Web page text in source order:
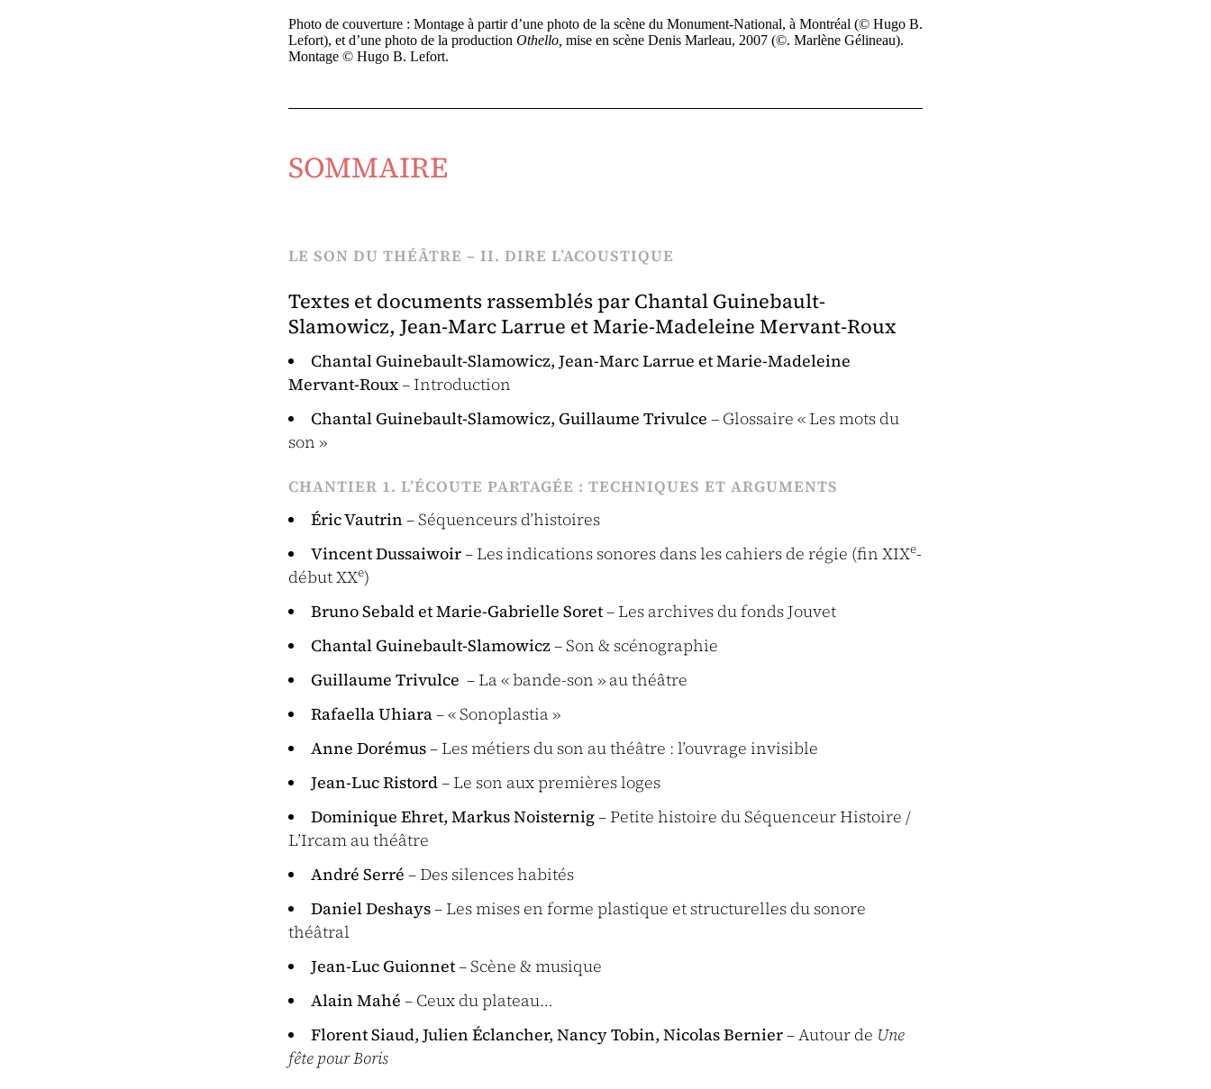
Photo de couverture : Montage à partir d’une photo de la scène du Monument-National, à Montréal (© Hugo B.
Lefort), et d’une photo de la production Othello, mise en scène Denis Marleau, 2007 (©. Marlène Gélineau).
Montage © Hugo B. Lefort.
SOMMAIRE
LE SON DU THÉÂTRE – II. DIRE L’ACOUSTIQUE
Textes et documents rassemblés par Chantal Guinebault-
Slamowicz, Jean-Marc Larrue et Marie-Madeleine Mervant-Roux
Chantal Guinebault-Slamowicz, Jean-Marc Larrue et Marie-Madeleine
Mervant-Roux– Introduction
Chantal Guinebault-Slamowicz, Guillaume Trivulce – Glossaire « Les mots du
son »
CHANTIER 1. L’ÉCOUTE PARTAGÉE : TECHNIQUES ET ARGUMENTS
Éric Vautrin – Séquenceurs d’histoires
Vincent Dussaiwoir– Les indications sonores dans les cahiers de régie (fin XIXe-
début XXe)
Bruno Sebald et Marie-Gabrielle Soret– Les archives du fonds Jouvet
Chantal Guinebault-Slamowicz– Son & scénographie
Guillaume Trivulce – La « bande-son » au théâtre
Rafaella Uhiara– « Sonoplastia »
Anne Dorémus– Les métiers du son au théâtre : l’ouvrage invisible
Jean-Luc Ristord– Le son aux premières loges
Dominique Ehret, Markus Noisternig– Petite histoire du Séquenceur Histoire /
L’Ircam au théâtre
André Serré – Des silences habités
Daniel Deshays– Les mises en forme plastique et structurelles du sonore
théâtral
Jean-Luc Guionnet– Scène & musique
Alain Mahé – Ceux du plateau…
Florent Siaud, Julien Éclancher, Nancy Tobin, Nicolas Bernier– Autour de Une
fête pour Boris